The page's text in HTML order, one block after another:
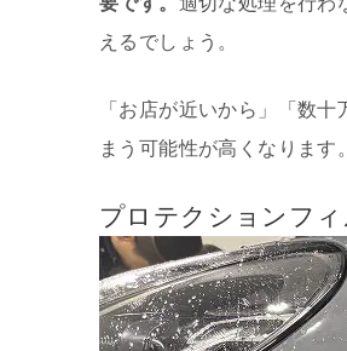
えるでしょう。
「お店が近いから」「数
まう可能性が高くなります。
プロテクションフ